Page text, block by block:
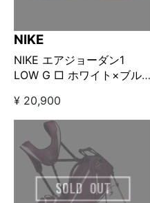
NIKE
NIKE エアジョーダン1
LOW G □ ホワイト×ブル
¥ 20,900